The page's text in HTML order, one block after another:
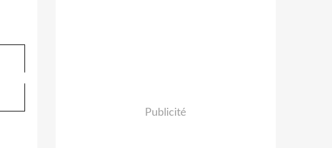
Publicité